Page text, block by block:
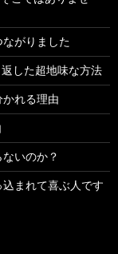
がりました
した超地味な方法
れる理由
いのか？
まれて喜ぶ人です